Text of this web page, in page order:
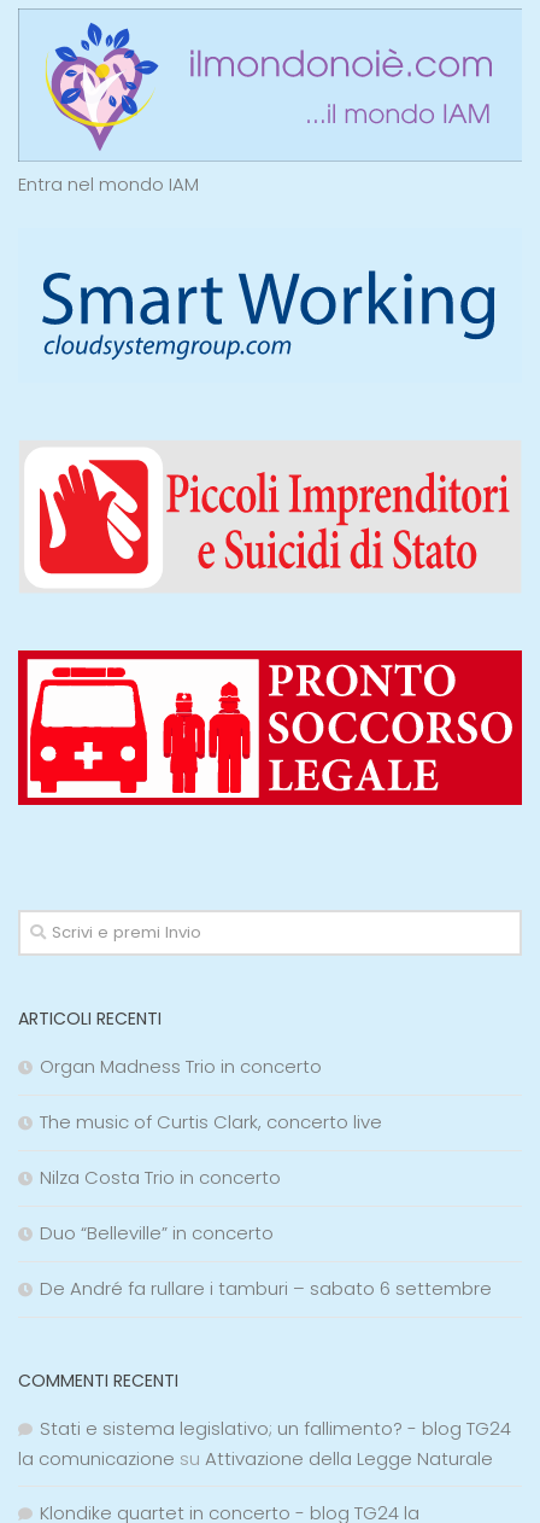
Entra nel mondo IAM
ARTICOLI RECENTI
Organ Madness Trio in concerto
The music of Curtis Clark, concerto live
Nilza Costa Trio in concerto
Duo “Belleville” in concerto
De André fa rullare i tamburi – sabato 6 settembre
COMMENTI RECENTI
Stati e sistema legislativo; un fallimento? - blog TG24
la comunicazione su Attivazione della Legge Naturale
Klondike quartet in concerto - blog TG24 la